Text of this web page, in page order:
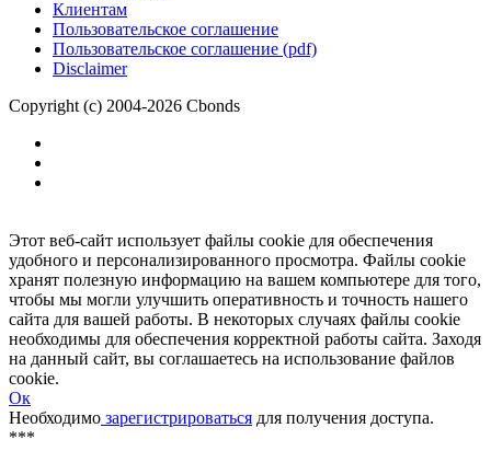
Размещение рекламы
Обратная связь
Пользовательское соглашение
Copyright (c) 2004-2026 Cbonds
Этот веб-сайт использует файлы cookie для обеспечения
удобного и персонализированного просмотра. Файлы cookie
хранят полезную информацию на вашем компьютере для того,
чтобы мы могли улучшить оперативность и точность нашего
сайта для вашей работы. В некоторых случаях файлы cookie
необходимы для обеспечения корректной работы сайта. Заходя
на данный сайт, вы соглашаетесь на использование файлов